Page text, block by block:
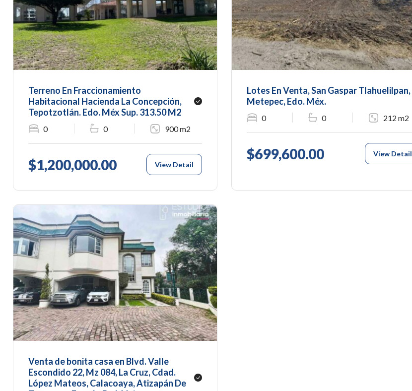
Terreno En Fraccionamiento
Habitacional Hacienda La Concepción,
Tepotzotlán. Edo. Méx Sup. 313.50 M2
0 0 900 m2
$1,200,000.00 View Detail
Lotes En Venta, San Gaspar Tlahuelilpan,
Metepec, Edo. Méx.
0 0 212 m2
$699,600.00 View Detail
Venta de bonita casa en Blvd. Valle
Escondido 22, Mz 084, La Cruz, Cdad.
López Mateos, Calacoaya, Atizapán De